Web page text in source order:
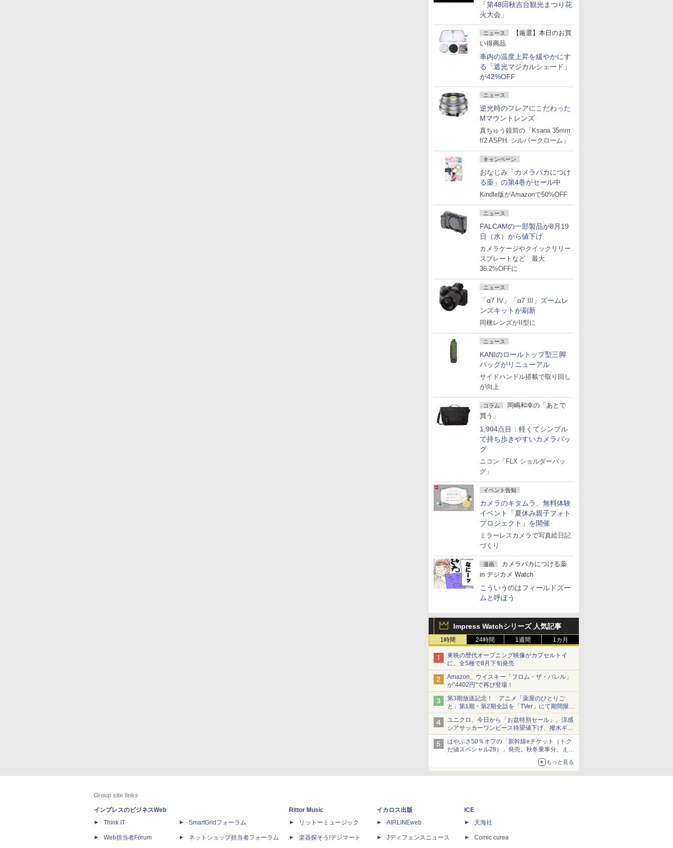
「第48回秋吉台観光まつり花
火大会」
ニュース
【厳選】本日のお買
い得商品
車内の温度上昇を緩やかにす
る「遮光マジカルシェード」
が42%OFF
ニュース
逆光時のフレアにこだわった
Mマウントレンズ
真ちゅう鏡筒の「Ksana 35mm
f/2 ASPH. シルバークローム」
キャンペーン
おなじみ「カメラバカにつけ
る薬」の第4巻がセール中
Kindle版がAmazonで50%OFF
ニュース
FALCAMの一部製品が8月19
日（水）から値下げ
カメラケージやクイックリリー
スプレートなど 最大
36.2%OFFに
ニュース
「α7 IV」「α7 III」ズームレ
ンズキットが刷新
同梱レンズがII型に
ニュース
KANIのロールトップ型三脚
バッグがリニューアル
サイドハンドル搭載で取り回し
が向上
コラム
岡嶋和幸の「あとで
買う」
1,904点目：軽くてシンプル
で持ち歩きやすいカメラバッ
グ
ニコン「FLX ショルダーバッ
グ」
イベント告知
カメラのキタムラ、無料体験
イベント「夏休み親子フォト
プロジェクト」を開催
ミラーレスカメラで写真絵日記
づくり
漫画
カメラバカにつける薬
in デジカメ Watch
こういうのはフィールドズー
ムと呼ぼう
Impress Watchシリーズ 人気記事
1時間 24時間 1週間 1カ月
東映の歴代オープニング映像がカプセルトイ
に。全5種で8月下旬発売
Amazon、ウイスキー「フロム・ザ・バレル」
が“4402円”で再び登場！
第3期放送記念！ アニメ「薬屋のひとりご
と」第1期・第2期全話を「TVer」にて期間限定
で順次無料配信開始
ユニクロ、今日から「お盆特別セール」。涼感
シアサッカーワンピース待望値下げ、撥水ギア
ショーツは1990円に
はやぶさ50％オフの「新幹線eチケット（トク
だ値スペシャル28）」発売。秋冬乗車分、えき
もっと見る
Group site links
インプレスのビジネスWeb
Think IT
Web担当者Forum
SmartGridフォーラム
ネットショップ担当者フォーラム
Rittor Music
リットーミュージック
楽器探そう!デジマート
イカロス出版
AIRLINEweb
Jディフェンスニュース
ICE
天海社
Comic curea